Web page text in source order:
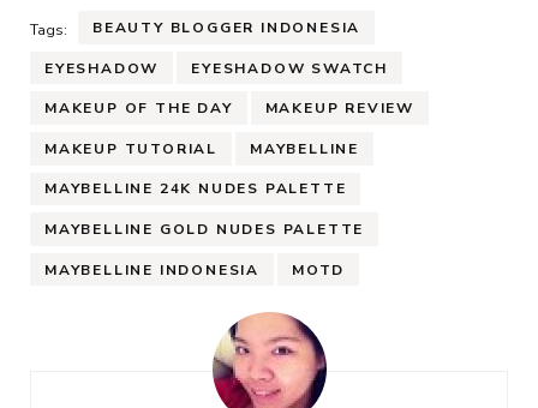
Tags: BEAUTY BLOGGER INDONESIA
EYESHADOW EYESHADOW SWATCH
MAKEUP OF THE DAY MAKEUP REVIEW
MAKEUP TUTORIAL MAYBELLINE
MAYBELLINE 24K NUDES PALETTE
MAYBELLINE GOLD NUDES PALETTE
MAYBELLINE INDONESIA MOTD